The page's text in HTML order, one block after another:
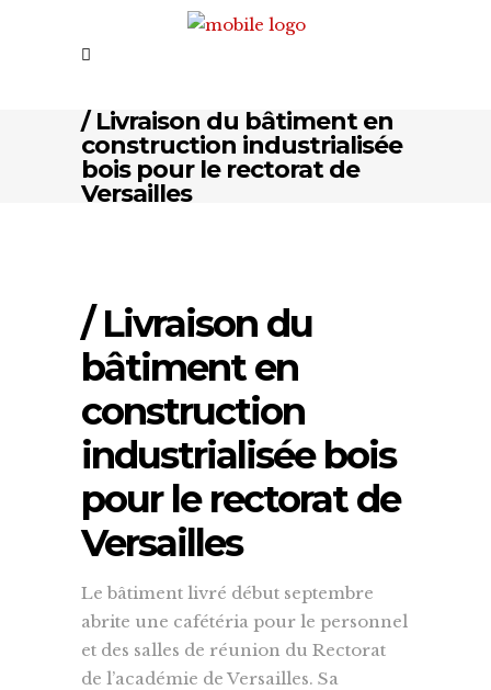
/ Livraison du bâtiment en
construction industrialisée
bois pour le rectorat de
Versailles
/ Livraison du
bâtiment en
construction
industrialisée bois
pour le rectorat de
Versailles
Le bâtiment livré début septembre
abrite une cafétéria pour le personnel
et des salles de réunion du Rectorat
de l’académie de Versailles. Sa